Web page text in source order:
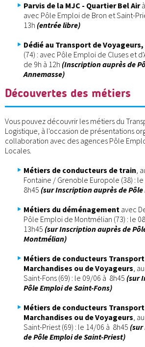
Parvis de la MJC - Quartier Bel Air
avec Pôle Emploi de Bron et Saint-
13h (entrée libre)
Dédié au Transport de
(74) : avec Pôle Emploi de Cluses et
de 9h à 12h (Inscription auprès de
Annemasse)
Découvertes des métiers
Vous pouvez découvrir les métiers du
Logistique, à l'occasion de présentations
collaboration avec des agences Pôle
Locales.
Métiers de conducteurs de train ,
Fontaine / Grenoble Europole (38) :
8h45 (sur Inscription auprès de
Métiers du déménagement avec
Pôle Emploi de Montmélian (73) : le
13h45 (sur Inscription auprès de
Montmélian)
Métiers de conducteurs
Marchandises ou de Voyageurs ,
Saint-Fons (69) : le 09/06 à 8h45 (sur
Pôle Emploi de Saint-Fons)
Métiers de conducteurs
Marchandises ou de Voyageurs ,
Saint-Priest (69) : le 14/06 à 8h45
de Pôle Emploi de Saint-Priest)